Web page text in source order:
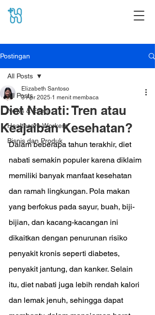
Postingan
All Posts
News & Event
Healthcare Workers
Bisnis dan Produk
All Posts
Diet Nabati: Tren atau
Keajaiban Kesehatan?
Elizabeth Santoso
3 Apr 2025 1 menit membaca
Dalam beberapa tahun terakhir, diet
nabati semakin populer karena diklaim
memiliki banyak manfaat kesehatan
dan ramah lingkungan. Pola makan
yang berfokus pada sayur, buah, biji-
bijian, dan kacang-kacangan ini
dikaitkan dengan penurunan risiko
penyakit kronis seperti diabetes,
penyakit jantung, dan kanker. Selain
itu, diet nabati juga lebih rendah kalori
dan lemak jenuh, sehingga dapat